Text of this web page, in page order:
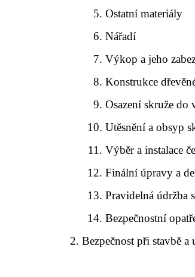
Ostatní materiály
Nářadí
Výkop a jeho
Konstrukce
Osazení skruže do
Utěsnění a obsyp
Výběr a instalace
Finální úpravy a
Pravidelná údržba
Bezpečnostní
Bezpečnost při stavbě